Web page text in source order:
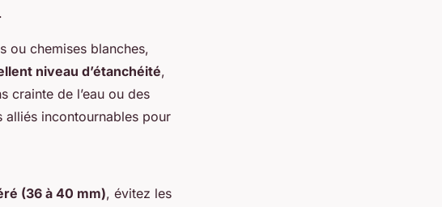
ou chemises blanches,
niveau d’étanchéité,
crainte de l’eau ou des
incontournables pour
(36 à 40 mm), évitez les